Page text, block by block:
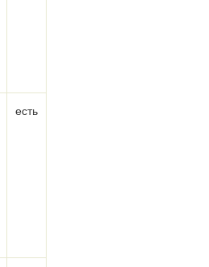
есть